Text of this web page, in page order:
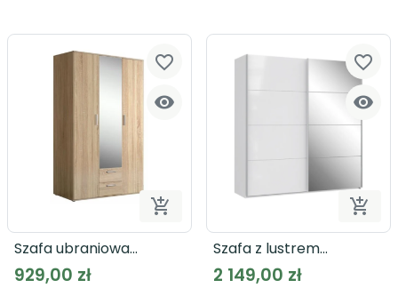


Dodaj do koszyka
favorite_border
Szafa ubraniowa
NNS83S
929,00 zł


favorite_border
Szafa z lustrem
SAPPORO SPRS32412
2 149,00 zł